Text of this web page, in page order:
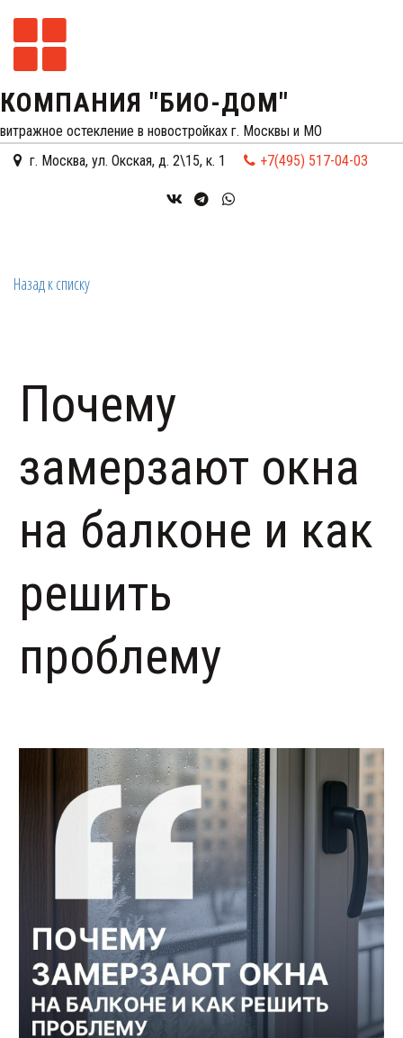
КОМПАНИЯ "БИО-ДОМ"
витражное остекление в новостройках г. Москвы и МО
г. Москва, ул. Окская, д. 2\15, к. 1 +7(495) 517-04-03
Назад к списку
Почему
замерзают окна
на балконе и как
решить
проблему